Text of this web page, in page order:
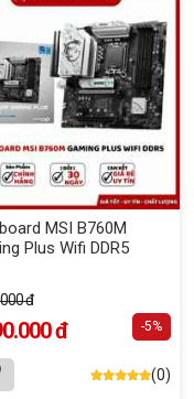
MSI B760M
Plus Wifi DDR5
đ
đ -5%
(0)